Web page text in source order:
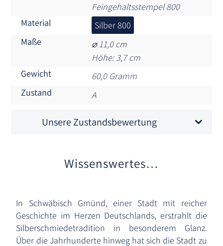
Feingehaltsstempel 800
Material
Silber 800
Maße
⌀ 11,0 cm
Höhe: 3,7 cm
Gewicht
60,0 Gramm
Zustand
A
Unsere Zustandsbewertung
Wissenswertes…
In Schwäbisch Gmünd, einer Stadt mit reicher
Geschichte im Herzen Deutschlands, erstrahlt die
Silberschmiedetradition in besonderem Glanz.
Über die Jahrhunderte hinweg hat sich die Stadt zu